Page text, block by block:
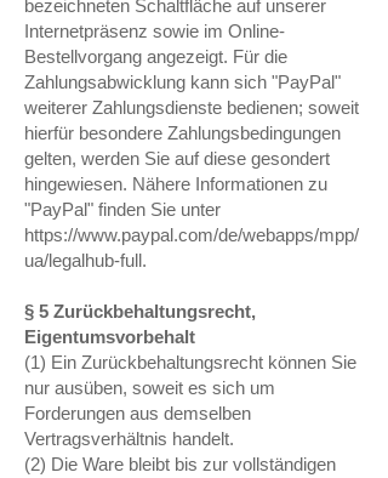
bezeichneten Schaltfläche auf unserer
Internetpräsenz sowie im Online-
Bestellvorgang angezeigt. Für die
Zahlungsabwicklung kann sich "PayPal"
weiterer Zahlungsdienste bedienen; soweit
hierfür besondere Zahlungsbedingungen
gelten, werden Sie auf diese gesondert
hingewiesen. Nähere Informationen zu
"PayPal" finden Sie unter
https://www.paypal.com/de/webapps/mpp/
ua/legalhub-full.
§ 5 Zurückbehaltungsrecht,
Eigentumsvorbehalt
(1) Ein Zurückbehaltungsrecht können Sie
nur ausüben, soweit es sich um
Forderungen aus demselben
Vertragsverhältnis handelt.
(2) Die Ware bleibt bis zur vollständigen